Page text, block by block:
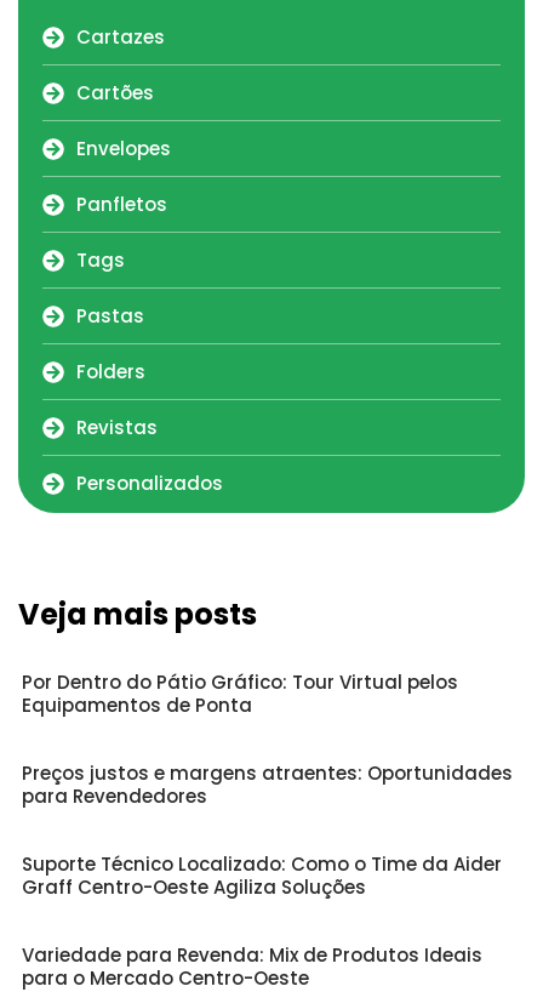
Cartazes
Cartões
Envelopes
Panfletos
Tags
Pastas
Folders
Revistas
Personalizados
Veja mais posts
Por Dentro do Pátio Gráfico: Tour Virtual pelos
Equipamentos de Ponta
Preços justos e margens atraentes: Oportunidades
para Revendedores
Suporte Técnico Localizado: Como o Time da Aider
Graff Centro-Oeste Agiliza Soluções
Variedade para Revenda: Mix de Produtos Ideais
para o Mercado Centro-Oeste